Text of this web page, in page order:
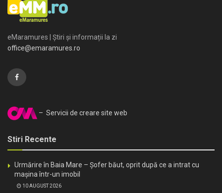
eMaramures | Știri și informații la zi
office@emaramures.ro
– Servicii de creare site web
Stiri Recente
Urmărire în Baia Mare – Șofer băut, oprit după ce a intrat cu
mașina într-un imobil
10 AUGUST 2026